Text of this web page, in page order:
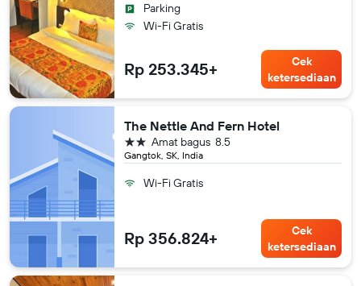
Parking
Wi-Fi Gratis
Rp 253.345+
Cek
ketersediaan
The Nettle And Fern Hotel
Gangtok, SK, India
8.5
Amat bagus
bintang 2
Wi-Fi Gratis
Rp 356.824+
Cek
ketersediaan